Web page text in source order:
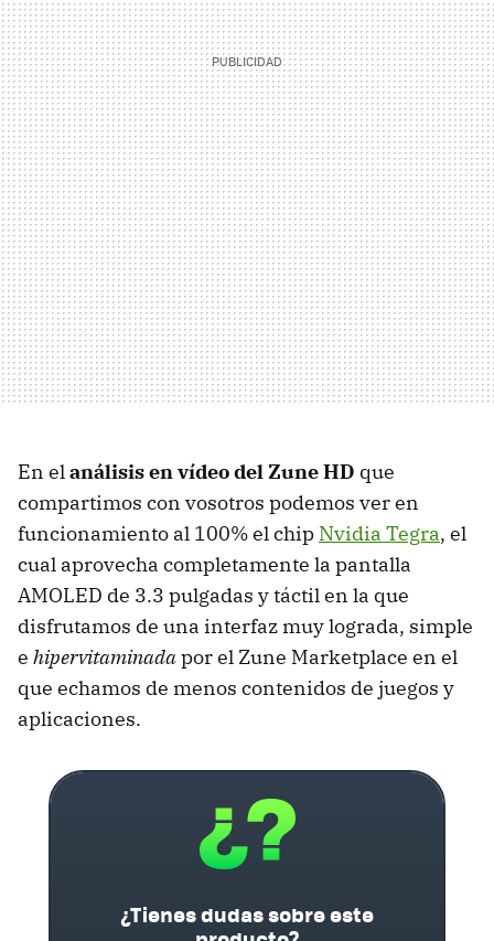
En elanálisis en vídeo del Zune HD que
compartimos con vosotros podemos ver en
funcionamiento al 100% el chip Nvidia Tegra, el
cual aprovecha completamente la pantalla
AMOLED de 3.3 pulgadas y táctil en la que
disfrutamos de una interfaz muy lograda, simple
e hipervitaminadapor el Zune Marketplace en el
que echamos de menos contenidos de juegos y
aplicaciones.
¿Tienes dudas sobre este